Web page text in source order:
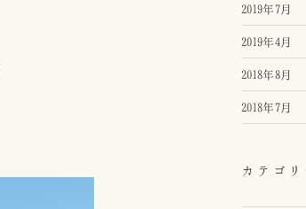
2019年7月
2019年4月
2018年8月
2018年7月
カテゴ